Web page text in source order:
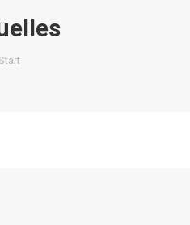
Sie befinden sich hier: